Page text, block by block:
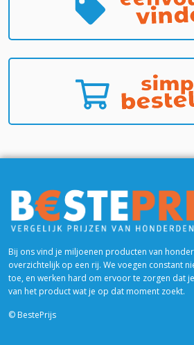
Bij ons vind je miljoenen producten van
overzichtelijk op een rij. We voegen constant
toe, en werken hard om ervoor te zorgen dat
van het product wat je op dat moment zoekt.
© BestePrijs